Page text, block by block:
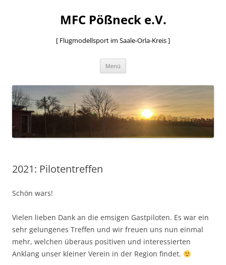
MFC Pößneck e.V.
[ Flugmodellsport im Saale-Orla-Kreis ]
Menü
2021: Pilotentreffen
Schön wars!
Vielen lieben Dank an die emsigen Gastpiloten. Es war ein
sehr gelungenes Treffen und wir freuen uns nun einmal
mehr, welchen überaus positiven und interessierten
Anklang unser kleiner Verein in der Region findet.